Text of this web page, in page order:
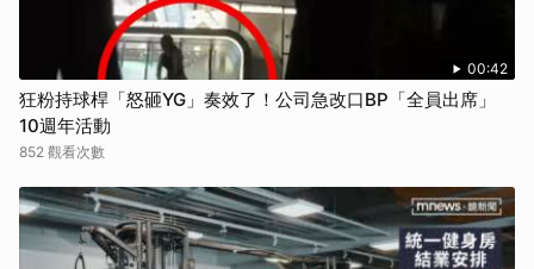
00:42
狂粉持球桿「怒砸YG」奏效了！公司急改口BP「全員出席」
10週年活動
852 觀看次數